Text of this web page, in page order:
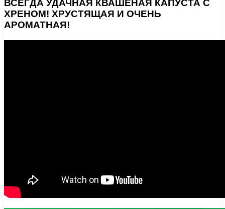
ВСЕГДА УДАЧНАЯ КВАШЕНАЯ КАПУСТА С
ХРЕНОМ! ХРУСТЯЩАЯ И ОЧЕНЬ
АРОМАТНАЯ!